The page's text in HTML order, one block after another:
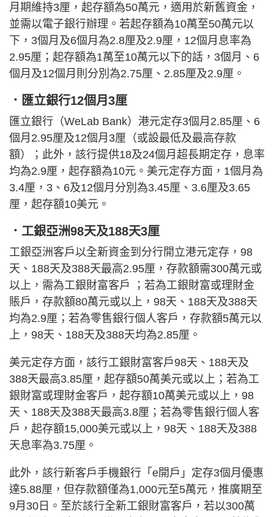
月期維持3厘，起存額為50萬元，適用於新舊資金，
並需以電子銀行辦理。若起存額為10萬至50萬元以
下，3個月及6個月為2.8厘及2.9厘，12個月息率為
2.95厘；起存額為1萬至10萬元以下的話，3個月、6
個月及12個月則分別為2.75厘、2.85厘及2.9厘。
．匯立銀行12個月3厘
匯立銀行（WeLab Bank）港元定存3個月2.85厘、6
個月2.95厘及12個月3厘（或設最低及最高存款
額）；此外，該行提供18及24個月超長期定存，息率
均為2.9厘，起存額為10元。美元定存方面，1個月為
3.4厘，3、6及12個月分別為3.45厘、3.6厘及3.65
厘，起存額10美元。
．工銀亞洲98天及188天3厘
工銀亞洲客戶以全新資金到分行開立港元定存，98
天、188天及388天最高2.95厘，存款額需300萬元或
以上，需為工銀財富客戶 ；若為工銀財富或理財金
賬戶，存款額80萬元或以上，98天、188天及388天
均為2.9厘；若為零售銀行個人客戶，存款額5萬元以
上，98天、188天及388天均為2.85厘。
美元定存方面，該行工銀財富客戶98天、188天及
388天最高3.85厘，起存額50萬美元或以上；若為工
銀財富或理財金客戶，起存額10萬美元或以上，98
天、188天及388天最高3.8厘；若為零售銀行個人客
戶，起存額15,000美元或以上，98天、188天及388
天息率為3.75厘。
此外，該行新客戶手機銀行「e開戶」定存3個月優惠
達5.88厘，但存款額僅為1,000元至5萬元，推廣期至
9月30日。至於該行全新工銀財富客戶，若以300萬